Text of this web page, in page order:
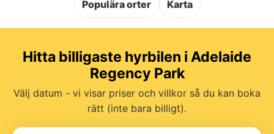
Populära orter Karta
Hitta billigaste hyrbilen i Adelaide
Regency Park
Välj datum - vi visar priser och villkor så du kan boka
rätt (inte bara billigt).